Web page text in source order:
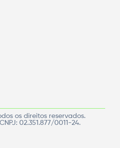
os direitos reservados.
02.351.877/0011-24.